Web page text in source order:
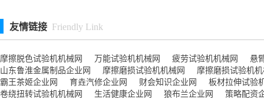
友情链接 Friendly Link
摩擦脱色试验机机械网 万能试验机机械网 疲劳试验机机械网
悬
山东鲁淮金属制品企业网
摩擦磨损试验机机械网
摩擦磨损试验机
霸王茶姬企业网
育垚汽修企业网 财会知识企业网
板材拉伸试验
卷绕扭转试验机机械网
生活健康企业网 狼布兰企业网
策略配资